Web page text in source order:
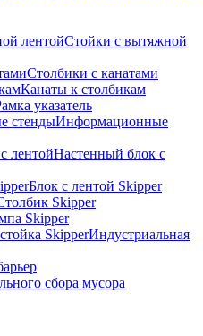
Стойки с вытяжной
Столбики с канатами
Канаты к столбикам
указатель
Информационные
Настенный блок с
Блок с лентой Skipper
Skipper
Skipper
Индустриальная
сбора мусора